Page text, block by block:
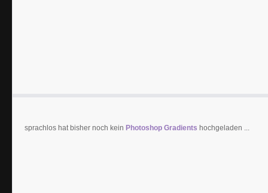
sprachlos hat bisher noch kein Photoshop Gradients hochgeladen ...